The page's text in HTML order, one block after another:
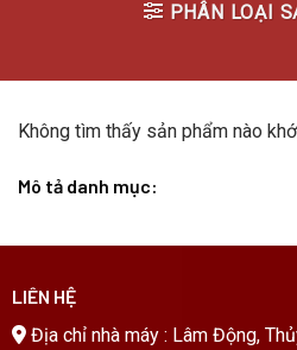
PHÂN LOẠI
Không tìm thấy sản phẩm nào
Mô tả danh mục:
LIÊN HỆ
Địa chỉ nhà máy : Lâm Động,